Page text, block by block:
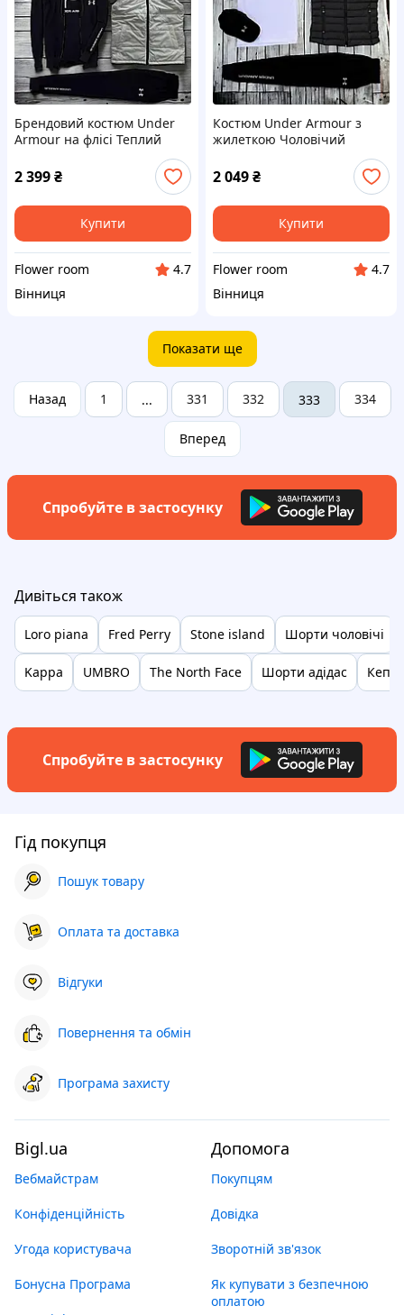
Брендовий костюм Under
Armour на флісі Теплий
костюм Андер Армор-зипка
штани жилетка футболка
кепка
2 399₴
Купити
Flower room
4.7
Вінниця
Костюм Under Armour з
жилеткою Чоловічий
футболка штани жилетка
кепка
2 049₴
Купити
Flower room
4.7
Вінниця
Показати ще
Назад 1 ... 331 332 333 334
Вперед
Спробуйте в застосунку
Дивіться також
Loro piana Fred Perry Stone island Шорти чоловічі
Kappa UMBRO The North Face Шорти адідас
Спробуйте в застосунку
Гід покупця
Пошук товару
Оплата та доставка
Відгуки
Повернення та обмін
Програма захисту
Bigl.ua
Вебмайстрам
Конфіденційність
Угода користувача
Бонусна Програма
Допомога
Покупцям
Довідка
Зворотній зв'язок
Як купувати з безпечною
оплатою